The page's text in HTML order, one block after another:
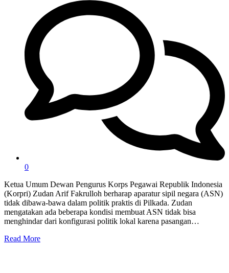
0
Ketua Umum Dewan Pengurus Korps Pegawai Republik Indonesia
(Korpri) Zudan Arif Fakrulloh berharap aparatur sipil negara (ASN)
tidak dibawa-bawa dalam politik praktis di Pilkada. Zudan
mengatakan ada beberapa kondisi membuat ASN tidak bisa
menghindar dari konfigurasi politik lokal karena pasangan…
Read More